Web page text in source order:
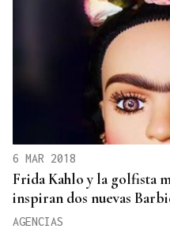
6 MAR 2018
Frida Kahlo y la golfista
inspiran dos nuevas
AGENCIAS